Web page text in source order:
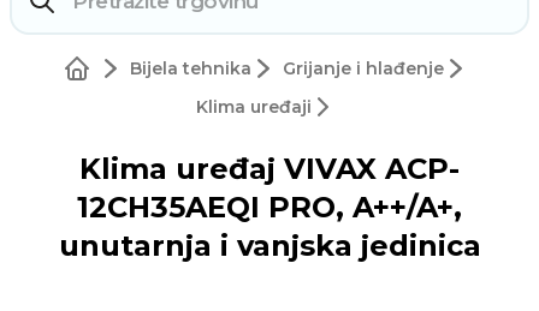
Bijela tehnika
Grijanje i hlađenje
Klima uređaji
Klima uređaj VIVAX ACP-
12CH35AEQI PRO, A++/A+,
unutarnja i vanjska jedinica